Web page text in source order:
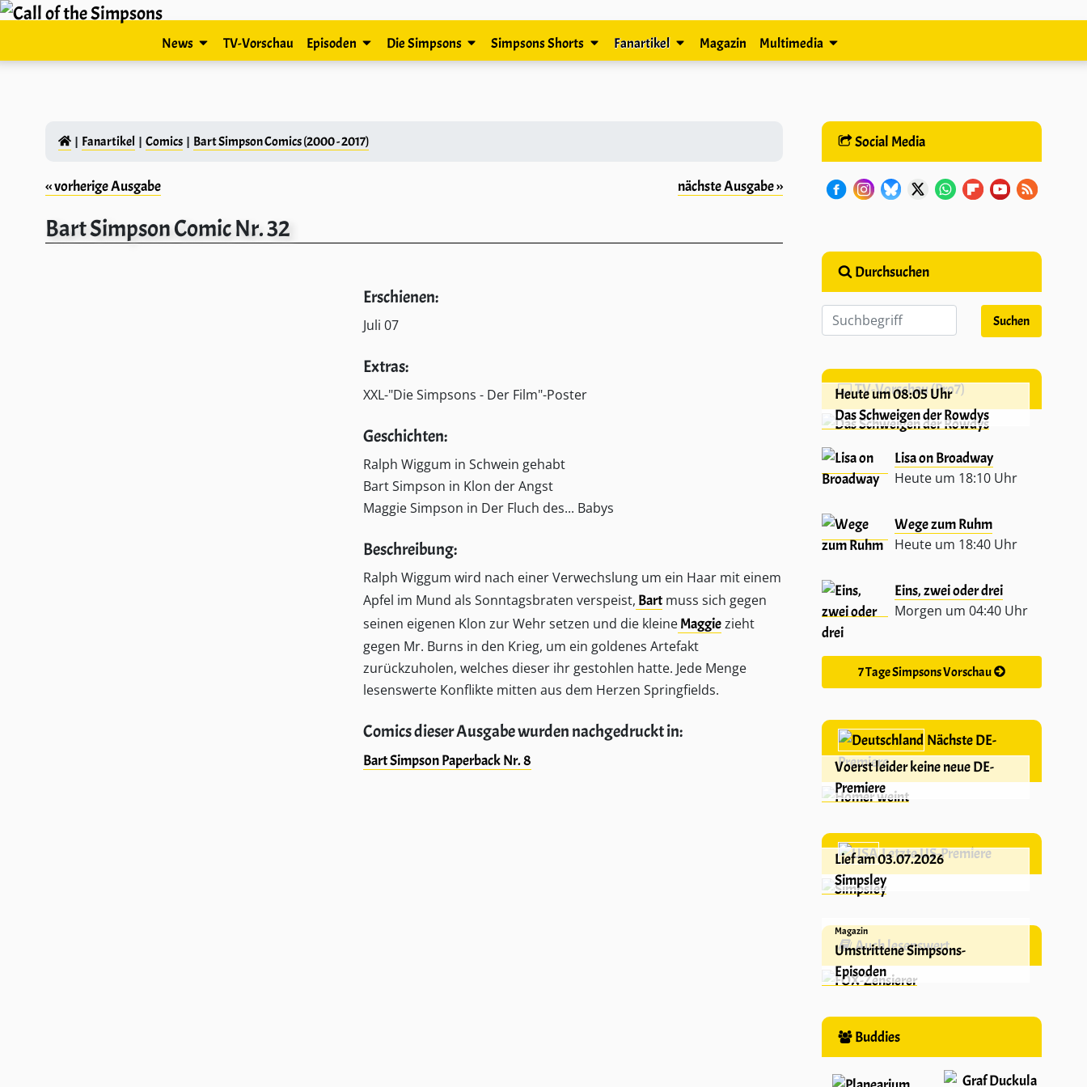
News TV-Vorschau Episoden Die Simpsons Simpsons Shorts Fanartikel Magazin Multimedia
Fanartikel Comics Bart Simpson Comics (2000 - 2017)
‹‹ vorherige Ausgabe nächste Ausgabe ››
Bart Simpson Comic Nr. 32
Erschienen:
Juli 07
Extras:
XXL-"Die Simpsons - Der Film"-Poster
Geschichten:
Ralph Wiggum in Schwein gehabt
Bart Simpson in Klon der Angst
Maggie Simpson in Der Fluch des... Babys
Beschreibung:
Ralph Wiggum wird nach einer Verwechslung um ein Haar mit einem
Apfel im Mund als Sonntagsbraten verspeist, Bartmuss sich gegen
seinen eigenen Klon zur Wehr setzen und die kleineMaggiezieht
gegen Mr. Burns in den Krieg, um ein goldenes Artefakt
zurückzuholen, welches dieser ihr gestohlen hatte. Jede Menge
lesenswerte Konflikte mitten aus dem Herzen Springfields.
Comics dieser Ausgabe wurden nachgedruckt in:
Bart Simpson Paperback Nr. 8
Social Media
Durchsuchen
TV-Vorschau (Pro7)
Heute um 08:05 Uhr
Das Schweigen der Rowdys
Lisa on Broadway
Heute um 18:10 Uhr
Wege zum Ruhm
Heute um 18:40 Uhr
Eins, zwei oder drei
Morgen um 04:40 Uhr
7 Tage Simpsons Vorschau
Nächste DE-
Premiere
Voerst leider keine neue DE-
Premiere
Letzte US-Premiere
Lief am 03.07.2026
Simpsley
Auch lesenswert
Magazin
Umstrittene Simpsons-
Episoden
Buddies